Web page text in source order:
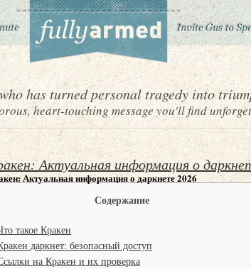
has turned personal tragedy into
heart-touching message you'll find
Актуальная информация о
Актуальная информация о даркнете 2026
Содержание
такое Кракен
даркнет: безопасный доступ
на Кракен и их проверка